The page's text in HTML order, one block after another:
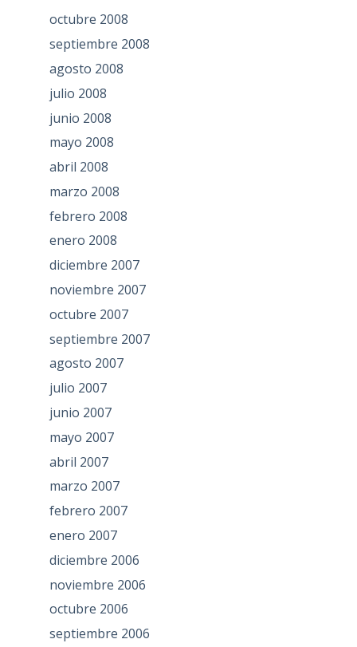
octubre 2008
septiembre 2008
agosto 2008
julio 2008
junio 2008
mayo 2008
abril 2008
marzo 2008
febrero 2008
enero 2008
diciembre 2007
noviembre 2007
octubre 2007
septiembre 2007
agosto 2007
julio 2007
junio 2007
mayo 2007
abril 2007
marzo 2007
febrero 2007
enero 2007
diciembre 2006
noviembre 2006
octubre 2006
septiembre 2006